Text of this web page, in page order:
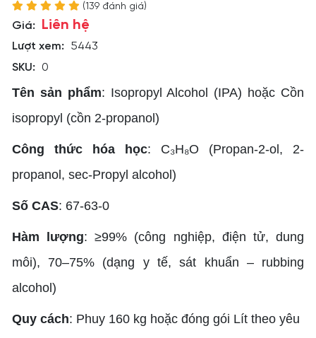
(139 đánh giá)
Giá: Liên hệ
Lượt xem:
5443
SKU: 0
Tên sản phẩm: Isopropyl Alcohol (IPA) hoặc Cồn
isopropyl (cồn 2-propanol)
Công thức hóa học: C₃H₈O (Propan-2-ol, 2-
propanol, sec-Propyl alcohol)
Số CAS: 67-63-0
Hàm lượng: ≥99% (công nghiệp, điện tử, dung
môi), 70–75% (dạng y tế, sát khuẩn – rubbing
alcohol)
Quy cách: Phuy 160 kg hoặc đóng gói Lít theo yêu